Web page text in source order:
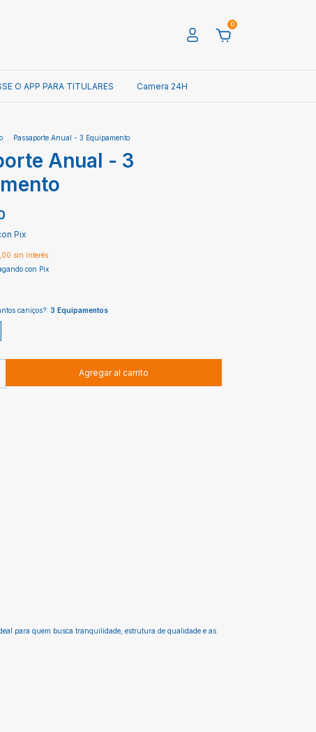
0
O APP PARA TITULARES Camera 24H
Passaporte Anual - 3 Equipamento
Anual - 3
Pix
sin interés
con Pix
caniços?: 3 Equipamentos
para quem busca tranquilidade, estrutura de qualidade e as